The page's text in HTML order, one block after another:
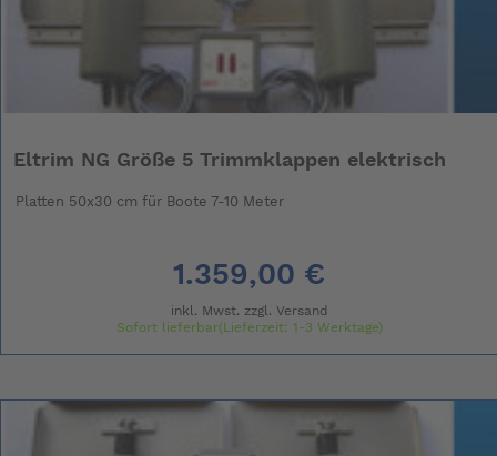
Eltrim NG Größe 5 Trimmklappen elektrisch
Platten 50x30 cm für Boote 7-10 Meter
1.359,00 €
inkl. Mwst. zzgl. Versand
Sofort lieferbar(Lieferzeit: 1-3 Werktage)